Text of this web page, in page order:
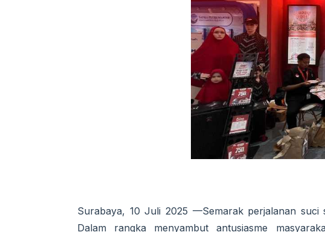
Surabaya, 10 Juli 2025 —Semarak perjalanan suci
Dalam rangka menyambut antusiasme